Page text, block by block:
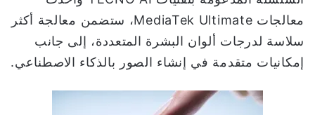
معالجات MediaTek Ultimate، ستضمن معالجة أكثر
سلاسة لدرجات ألوان البشرة المتعددة، إلى جانب
إمكانيات متقدمة في إنشاء الصور بالذكاء الاصطناعي.